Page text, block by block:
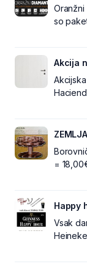
Oranžni
so
Akcija
=
Happy
Vsak